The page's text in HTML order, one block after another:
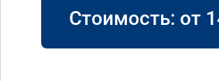
Стоимость: от